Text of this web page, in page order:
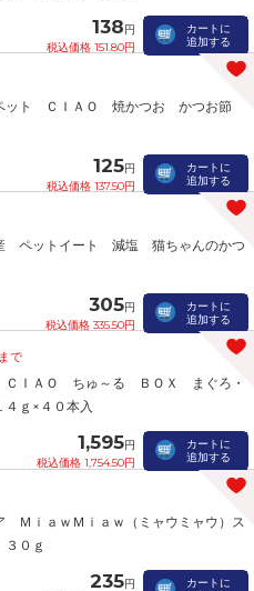
138円
税込価格 151.80円
カートに
追加する
ペット ＣＩＡＯ 焼かつお かつお節
125円
税込価格 137.50円
カートに
追加する
産 ペットイート 減塩 猫ちゃんのかつ
305円
税込価格 335.50円
カートに
追加する
で
ＣＩＡＯ ちゅ～る ＢＯＸ まぐろ・
ｇ×４０本入
1,595円
税込価格 1,754.50円
カートに
追加する
ＭｉａｗＭｉａｗ（ミャウミャウ）ス
０ｇ
235円
カートに